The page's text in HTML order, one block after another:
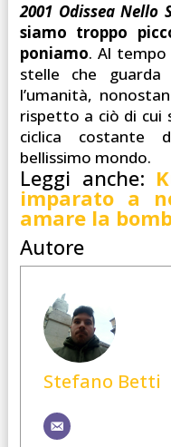
2001 Odissea Nello
siamo troppo
poniamo. Al tempo
stelle che
l’umanità,
rispetto a ciò di cui
ciclica costante
bellissimo mondo.
Leggi anche:
imparato a
amare la
Autore
Stefano Betti